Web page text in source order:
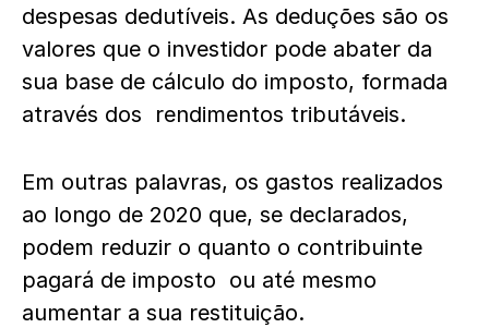
despesas dedutíveis. As deduções são os
valores que o investidor pode abater da
sua base de cálculo do imposto, formada
através dos rendimentos tributáveis.
Em outras palavras, os gastos realizados
ao longo de 2020 que, se declarados,
podem reduzir o quanto o contribuinte
pagará de imposto ou até mesmo
aumentar a sua restituição.